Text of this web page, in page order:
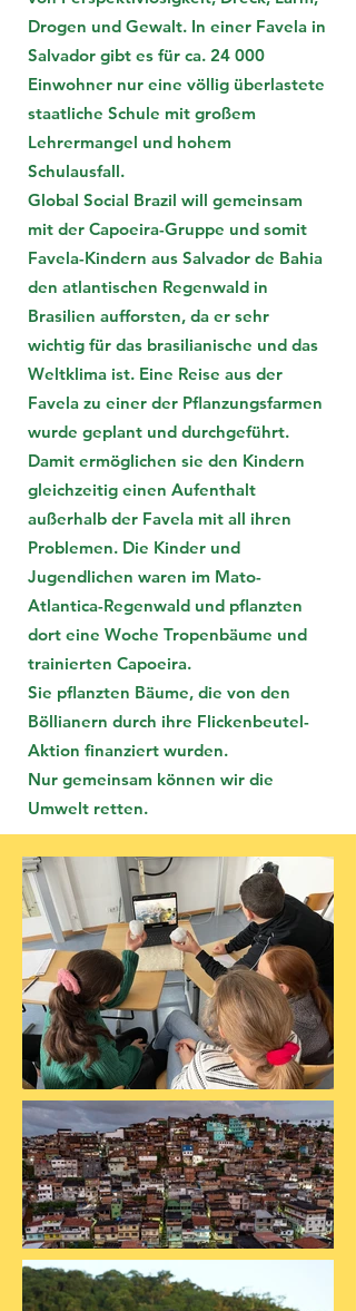
Drogen und Gewalt. In einer Favela in
Salvador gibt es für ca. 24 000
Einwohner nur eine völlig überlastete
staatliche Schule mit großem
Lehrermangel und hohem
Schulausfall.
Global Social Brazil will gemeinsam
mit der Capoeira-Gruppe und somit
Favela-Kindern aus Salvador de Bahia
den atlantischen Regenwald in
Brasilien aufforsten, da er sehr
wichtig für das brasilianische und das
Weltklima ist. Eine Reise aus der
Favela zu einer der Pﬂanzungsfarmen
wurde geplant und durchgeführt.
Damit ermöglichen sie den Kindern
gleichzeitig einen Aufenthalt
außerhalb der Favela mit all ihren
Problemen. Die Kinder und
Jugendlichen waren im Mato-
Atlantica-Regenwald und pﬂanzten
dort eine Woche Tropenbäume und
trainierten Capoeira.
Sie pﬂanzten Bäume, die von den
Böllianern durch ihre Flickenbeutel-
Aktion finanziert wurden.
Nur gemeinsam können wir die
Umwelt retten.